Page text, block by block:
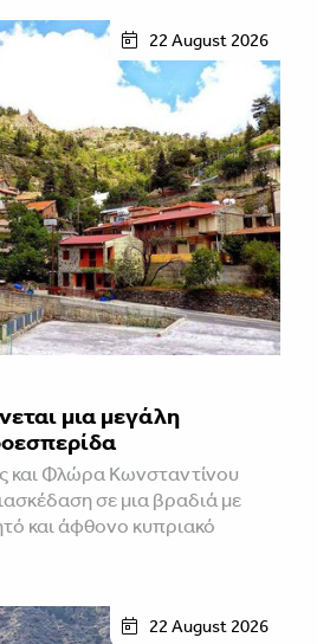
22 August 2026
μια μεγάλη
και Φλώρα Κωνσταντίνου
σε μια βραδιά με
και άφθονο κυπριακό
22 August 2026